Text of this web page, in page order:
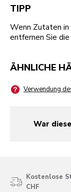
TIPP
Wenn Zutaten
entfernen Sie
ÄHNLICHE
Verwendung
War
yes
no
Kostenlose
CHF